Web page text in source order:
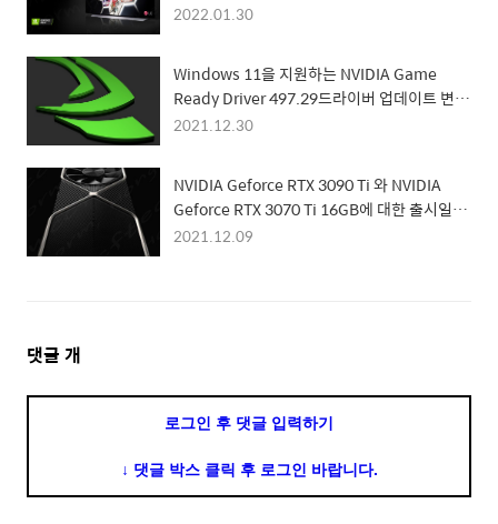
2022.01.30
Windows 11을 지원하는 NVIDIA Game
Ready Driver 497.29드라이버 업데이트 변화
된 내용은?
2021.12.30
NVIDIA Geforce RTX 3090 Ti 와 NVIDIA
Geforce RTX 3070 Ti 16GB에 대한 출시일이
나타났다고? 정말인가??
2021.12.09
댓
댓글 개
로그인 후 댓글 입력하기
↓ 댓글 박스 클릭 후 로그인 바랍니다.